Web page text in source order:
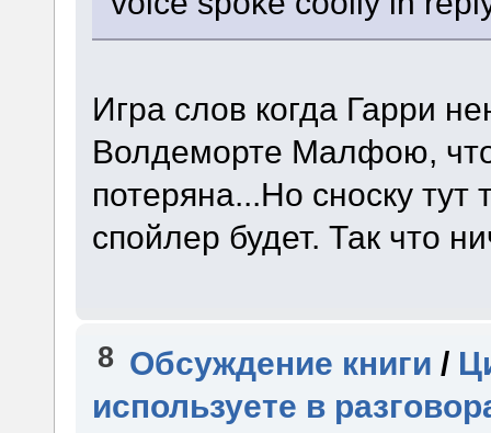
Игра слов когда Гарри
Волдеморте Малфою,
потеряна...Но сноску
спойлер будет. Так что
8 Обсуждение книги /
используете в